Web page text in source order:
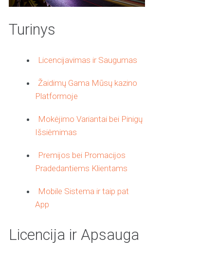
Turinys
Licencijavimas ir Saugumas
Žaidimų Gama Mūsų kazino
Platformoje
Mokėjimo Variantai bei Pinigų
Išsiėmimas
Premijos bei Promacijos
Pradedantiems Klientams
Mobile Sistema ir taip pat
App
Licencija ir Apsauga